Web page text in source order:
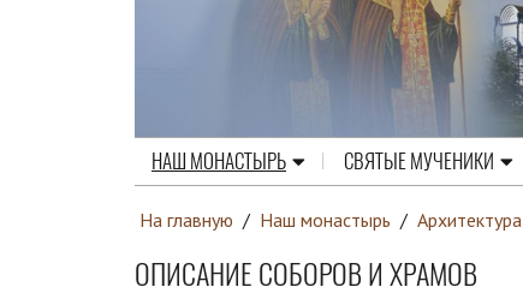
НАШ МОНАСТЫРЬ СВЯТЫЕ МУЧЕНИКИ
На главную / Наш монастырь / Архитектура
ОПИСАНИЕ СОБОРОВ И ХРАМОВ